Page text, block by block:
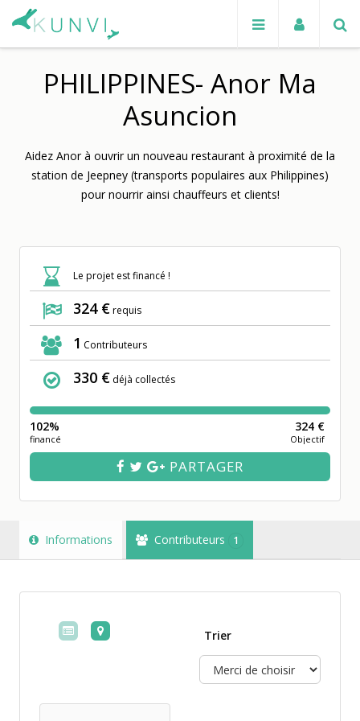
PHILIPPINES- Anor Ma
Asuncion
Aidez Anor à ouvrir un nouveau restaurant à proximité de la
station de Jeepney (transports populaires aux Philippines)
pour nourrir ainsi chauffeurs et clients!
Previ
ous
Next
Le projet est financé !
324 €requis
1 Contributeurs
330 € déjà collectés
102%
financé
324 €
Objectif
PARTAGER
Informations Contributeurs 1
Trier